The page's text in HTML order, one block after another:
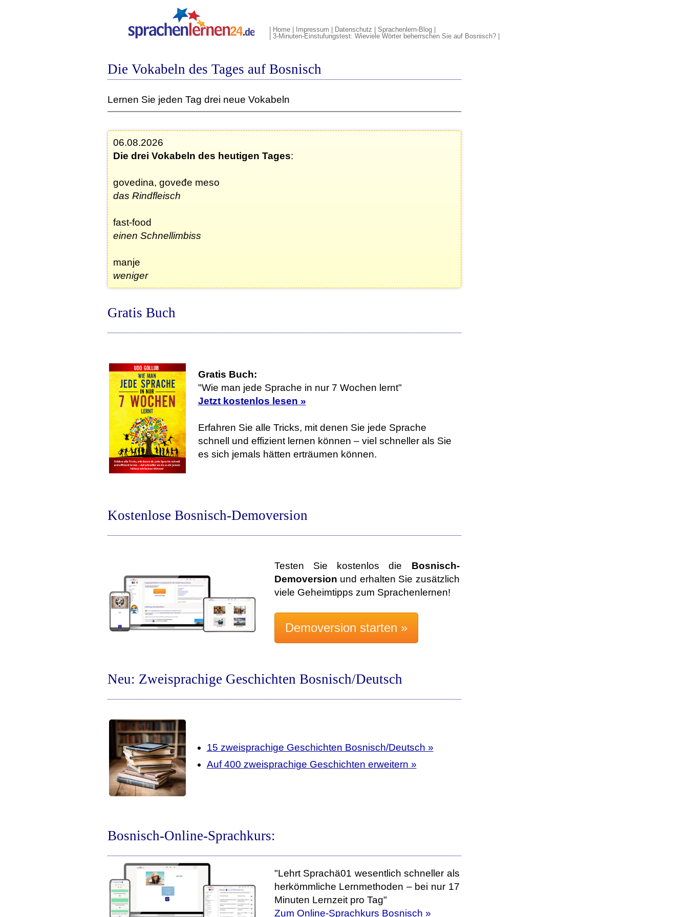
Home Impressum Datenschutz Sprachenlern-Blog
3-Minuten-Einstufungstest: Wieviele Wörter beherrschen Sie auf Bosnisch?
Die Vokabeln des Tages auf Bosnisch
Lernen Sie jeden Tag drei neue Vokabeln
06.08.2026
Die drei Vokabeln des heutigen Tages:
govedina, goveđe meso
das Rindfleisch
fast-food
einen Schnellimbiss
manje
weniger
Gratis Buch
Gratis Buch:
"Wie man jede Sprache in nur 7 Wochen lernt"
Jetzt kostenlos lesen »
Erfahren Sie alle Tricks, mit denen Sie jede Sprache
schnell und effizient lernen können – viel schneller als Sie
es sich jemals hätten erträumen können.
Kostenlose Bosnisch-Demoversion
Testen Sie kostenlos die Bosnisch-
Demoversion und erhalten Sie zusätzlich
viele Geheimtipps zum Sprachenlernen!
Neu: Zweisprachige Geschichten Bosnisch/Deutsch
15 zweisprachige Geschichten Bosnisch/Deutsch »
Auf 400 zweisprachige Geschichten erweitern »
Bosnisch-Online-Sprachkurs:
"Lehrt Sprachä01 wesentlich schneller als
herkömmliche Lernmethoden – bei nur 17
Minuten Lernzeit pro Tag"
Zum Online-Sprachkurs Bosnisch »